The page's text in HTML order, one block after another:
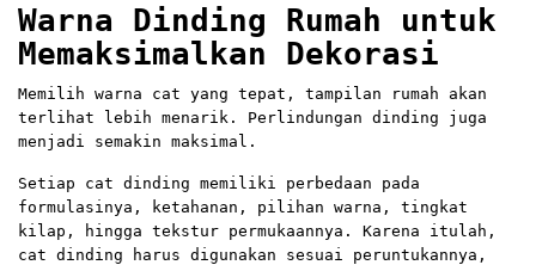
Warna Dinding Rumah untuk
Memaksimalkan Dekorasi
Memilih warna cat yang tepat, tampilan rumah akan
terlihat lebih menarik. Perlindungan dinding juga
menjadi semakin maksimal.
Setiap cat dinding memiliki perbedaan pada
formulasinya, ketahanan, pilihan warna, tingkat
kilap, hingga tekstur permukaannya. Karena itulah,
cat dinding harus digunakan sesuai peruntukannya,